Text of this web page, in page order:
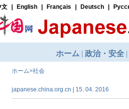
ホーム>社会
japanese.china.org.cn | 15. 04. 2016